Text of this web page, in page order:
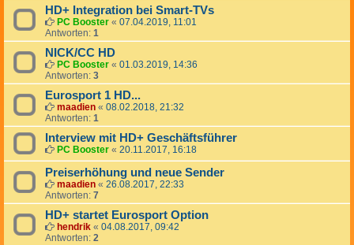
HD+ Integration bei Smart-TVs
PC Booster « 07.04.2019, 11:01
Antworten: 1
NICK/CC HD
PC Booster « 01.03.2019, 14:36
Antworten: 3
Eurosport 1 HD...
maadien « 08.02.2018, 21:32
Antworten: 1
Interview mit HD+ Geschäftsführer
PC Booster « 20.11.2017, 16:18
Preiserhöhung und neue Sender
maadien « 26.08.2017, 22:33
Antworten: 7
HD+ startet Eurosport Option
hendrik « 04.08.2017, 09:42
Antworten: 2